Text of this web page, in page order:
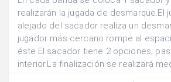
realizarán la jugada de desmarque.El
alejado del sacador realiza un
jugador más cercano rompe al
éste.El sacador tiene 2 opciones;
interior.La finalización se realizará